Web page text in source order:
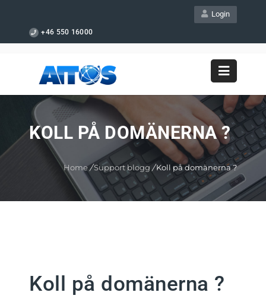
Login
+46 550 16000
KOLL PÅ DOMÄNERNA ?
Home/Support blogg /Koll på domänerna ?
Koll på domänerna ?